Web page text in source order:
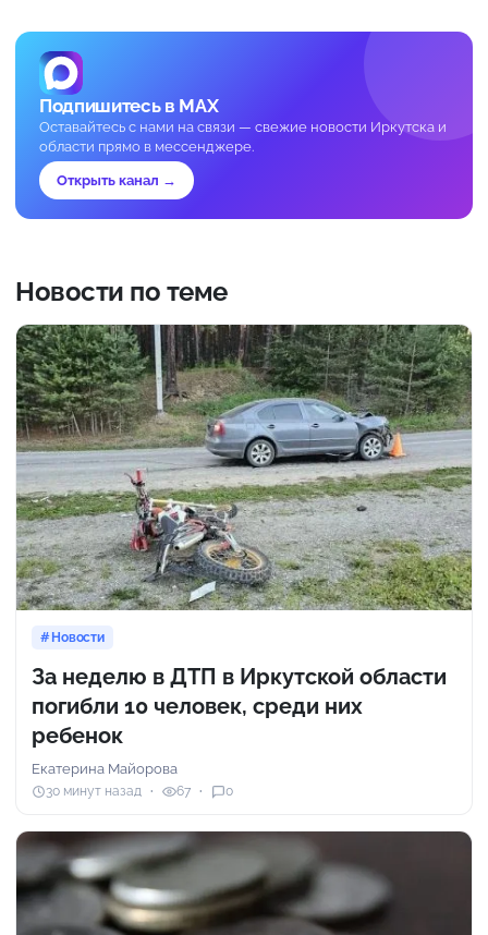
Подпишитесь в MAX
Оставайтесь с нами на связи — свежие новости Иркутска и
области прямо в мессенджере.
Открыть канал →
Новости по теме
Новости
За неделю в ДТП в Иркутской области
погибли 10 человек, среди них
ребенок
Екатерина Майорова
30 минут назад 67 0